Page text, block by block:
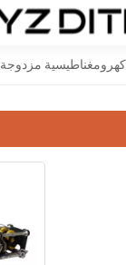
مزدوجة